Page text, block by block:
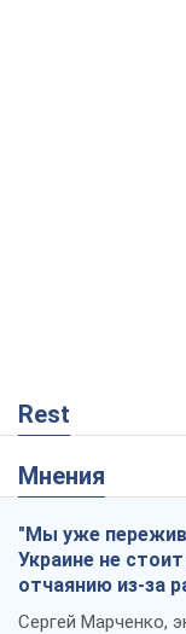
Rest
Мнения
"Мы уже
Украине не
отчаянию из-за
Сергей Марченко,